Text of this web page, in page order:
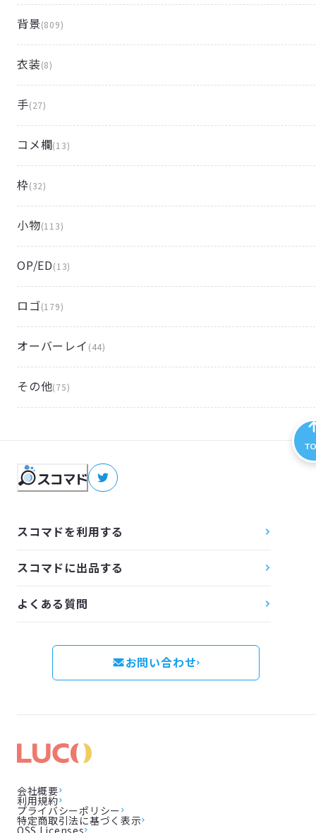
背景(809)
衣装(8)
手(27)
コメ欄(13)
枠(32)
小物(113)
OP/ED(13)
ロゴ(179)
オーバーレイ (44)
その他(75)
スコマドを利用する
スコマドに出品する
よくある質問
お問い合わせ
会社概要
利用規約
プライバシーポリシー
特定商取引法に基づく表示
OSS Licenses